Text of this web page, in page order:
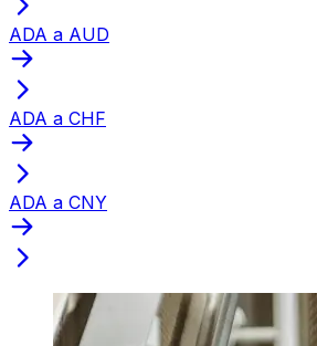
ADA a AUD
ADA a CHF
ADA a CNY